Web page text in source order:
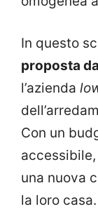
In questo
proposta
l’azienda
Con un
una nuova
la loro casa.